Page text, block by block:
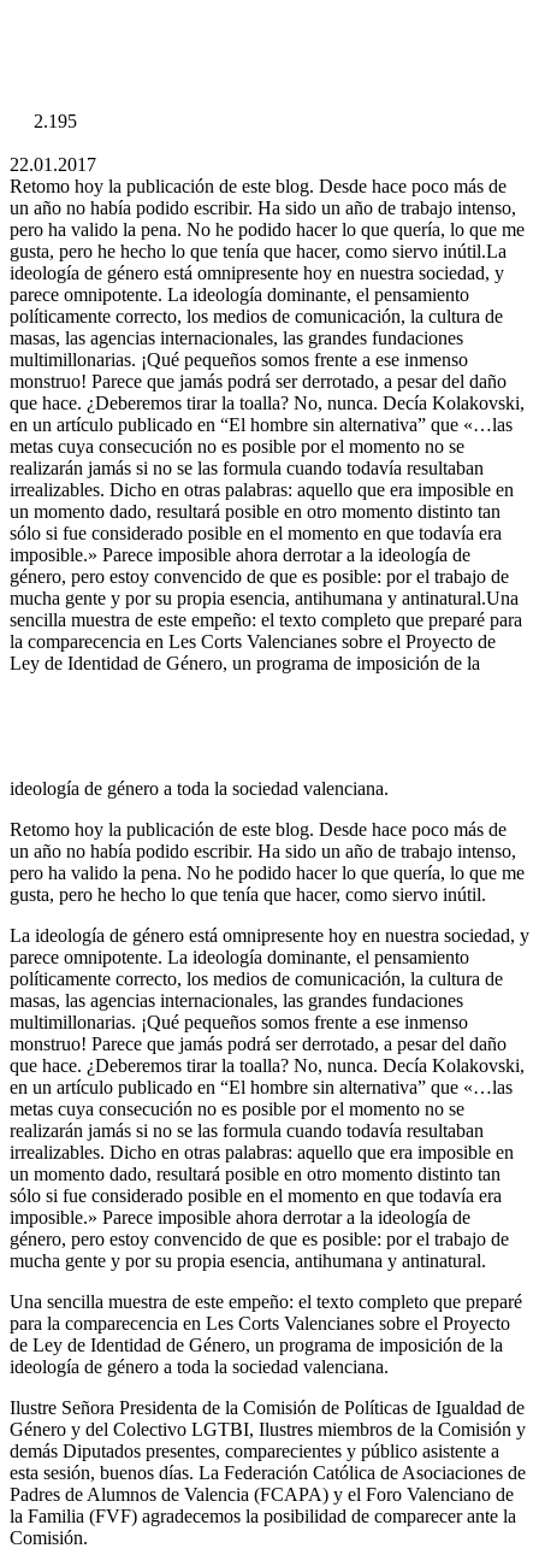
2.195
22.01.2017
Retomo hoy la publicación de este blog. Desde hace poco más de
un año no había podido escribir. Ha sido un año de trabajo intenso,
pero ha valido la pena. No he podido hacer lo que quería, lo que me
gusta, pero he hecho lo que tenía que hacer, como siervo inútil.La
ideología de género está omnipresente hoy en nuestra sociedad, y
parece omnipotente. La ideología dominante, el pensamiento
políticamente correcto, los medios de comunicación, la cultura de
masas, las agencias internacionales, las grandes fundaciones
multimillonarias. ¡Qué pequeños somos frente a ese inmenso
monstruo! Parece que jamás podrá ser derrotado, a pesar del daño
que hace. ¿Deberemos tirar la toalla? No, nunca. Decía Kolakovski,
en un artículo publicado en “El hombre sin alternativa” que «…las
metas cuya consecución no es posible por el momento no se
realizarán jamás si no se las formula cuando todavía resultaban
irrealizables. Dicho en otras palabras: aquello que era imposible en
un momento dado, resultará posible en otro momento distinto tan
sólo si fue considerado posible en el momento en que todavía era
imposible.» Parece imposible ahora derrotar a la ideología de
género, pero estoy convencido de que es posible: por el trabajo de
mucha gente y por su propia esencia, antihumana y antinatural.Una
sencilla muestra de este empeño: el texto completo que preparé para
la comparecencia en Les Corts Valencianes sobre el Proyecto de
Ley de Identidad de Género, un programa de imposición de la
ideología de género a toda la sociedad valenciana.
Retomo hoy la publicación de este blog. Desde hace poco más de
un año no había podido escribir. Ha sido un año de trabajo intenso,
pero ha valido la pena. No he podido hacer lo que quería, lo que me
gusta, pero he hecho lo que tenía que hacer, como siervo inútil.
La ideología de género está omnipresente hoy en nuestra sociedad, y
parece omnipotente. La ideología dominante, el pensamiento
políticamente correcto, los medios de comunicación, la cultura de
masas, las agencias internacionales, las grandes fundaciones
multimillonarias. ¡Qué pequeños somos frente a ese inmenso
monstruo! Parece que jamás podrá ser derrotado, a pesar del daño
que hace. ¿Deberemos tirar la toalla? No, nunca. Decía Kolakovski,
en un artículo publicado en “El hombre sin alternativa” que «…las
metas cuya consecución no es posible por el momento no se
realizarán jamás si no se las formula cuando todavía resultaban
irrealizables. Dicho en otras palabras: aquello que era imposible en
un momento dado, resultará posible en otro momento distinto tan
sólo si fue considerado posible en el momento en que todavía era
imposible.» Parece imposible ahora derrotar a la ideología de
género, pero estoy convencido de que es posible: por el trabajo de
mucha gente y por su propia esencia, antihumana y antinatural.
Una sencilla muestra de este empeño: el texto completo que preparé
para la comparecencia en Les Corts Valencianes sobre el Proyecto
de Ley de Identidad de Género, un programa de imposición de la
ideología de género a toda la sociedad valenciana.
Ilustre Señora Presidenta de la Comisión de Políticas de Igualdad de
Género y del Colectivo LGTBI, Ilustres miembros de la Comisión y
demás Diputados presentes, comparecientes y público asistente a
esta sesión, buenos días. La Federación Católica de Asociaciones de
Padres de Alumnos de Valencia (FCAPA) y el Foro Valenciano de
la Familia (FVF) agradecemos la posibilidad de comparecer ante la
Comisión.